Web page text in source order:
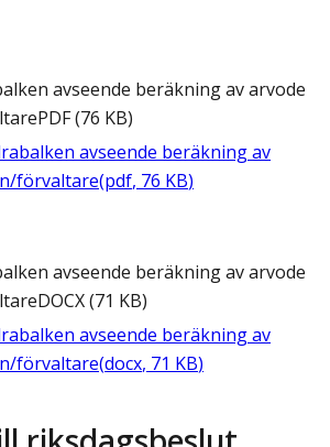
avseende beräkning av arvode
PDF(76 KB)
avseende beräkning av
förvaltare(pdf, 76 KB)
avseende beräkning av arvode
DOCX(71 KB)
avseende beräkning av
förvaltare(docx, 71 KB)